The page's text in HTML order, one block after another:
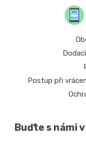
Postup při
Buďte s námi